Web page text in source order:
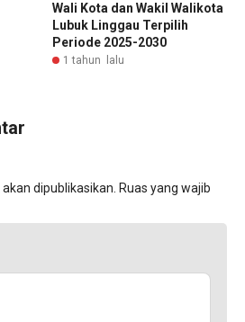
Wali Kota dan Wakil Walikota
Lubuk Linggau Terpilih
Periode 2025-2030
1 tahun lalu
dipublikasikan. Ruas yang wajib